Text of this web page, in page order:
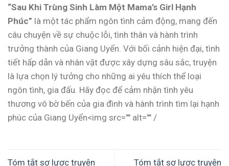
“Sau Khi Trùng Sinh Làm Một Mama’s Girl Hạnh
Phúc” là một tác phẩm ngôn tình cảm động, mang đến
câu chuyện về sự chuộc lỗi, tình thân và hành trình
trưởng thành của Giang Uyển. Với bối cảnh hiện đại, tình
tiết hấp dẫn và nhân vật được xây dựng sâu sắc, truyện
là lựa chọn lý tưởng cho những ai yêu thích thể loại
ngôn tình, gia đấu. Hãy đọc để cảm nhận tình yêu
thương vô bờ bến của gia đình và hành trình tìm lại hạnh
phúc của Giang Uyển<img src="" alt="" /
Tóm tắt sơ lược truyện Tóm tắt sơ lược truyện